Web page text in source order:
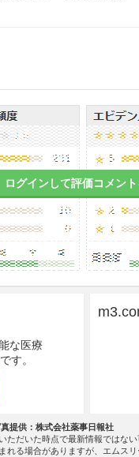
治療上やむを得ない
は角膜潰瘍の患者
悪するおそれがある。
・角膜疾患、結核性眼
悪するおそれがある。
る可能性のある女性に
のみ投与すること。ま
は慎重に使用するこ
試験は実施していない
ログインして評価コメン
な医療
す。
提供：株式会社薬事日報社
ただいた時点で最新情報ではな
る場合がありますが、エムス